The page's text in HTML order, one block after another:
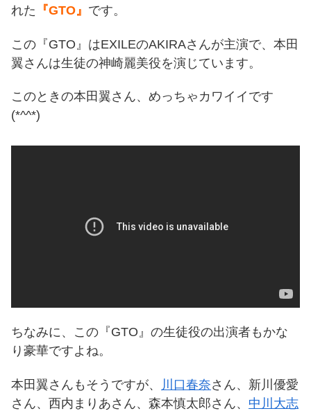
れた 『GTO』 です。
この『GTO』はEXILEのAKIRAさんが主演で、本田
翼さんは生徒の神崎麗美役を演じています。
このときの本田翼さん、めっちゃカワイイです
(*^^*)
ちなみに、この『GTO』の生徒役の出演者もかな
り豪華ですよね。
本田翼さんもそうですが、 川口春奈さん、新川優愛
さん、西内まりあさん、森本慎太郎さん、 中川大志